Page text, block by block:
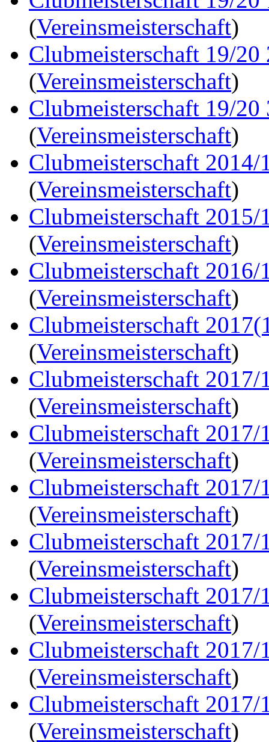
(Vereinsmeisterschaft)
Clubmeisterschaft 19/20
(Vereinsmeisterschaft)
Clubmeisterschaft 19/20
(Vereinsmeisterschaft)
Clubmeisterschaft
(Vereinsmeisterschaft)
Clubmeisterschaft 2015/
(Vereinsmeisterschaft)
Clubmeisterschaft 2016/
(Vereinsmeisterschaft)
Clubmeisterschaft
(Vereinsmeisterschaft)
Clubmeisterschaft 2017/
(Vereinsmeisterschaft)
Clubmeisterschaft 2017/
(Vereinsmeisterschaft)
Clubmeisterschaft 2017/
(Vereinsmeisterschaft)
Clubmeisterschaft 2017/
(Vereinsmeisterschaft)
Clubmeisterschaft 2017/
(Vereinsmeisterschaft)
Clubmeisterschaft 2017/
(Vereinsmeisterschaft)
Clubmeisterschaft 2017/
(Vereinsmeisterschaft)